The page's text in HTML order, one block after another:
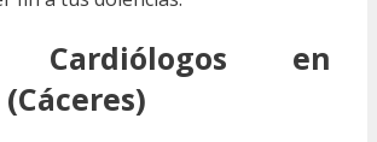
Cardiólogos en